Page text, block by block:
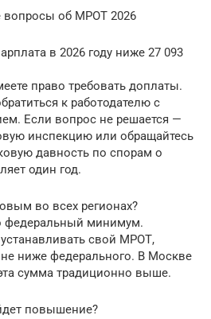
вопросы об МРОТ 2026
в 2026 году ниже 27 093
право требовать доплаты.
к работодателю с
Если вопрос не решается —
инспекцию или обращайтесь
давность по спорам о
один год.
во всех регионах?
федеральный минимум.
свой МРОТ,
ниже федерального. В Москве
сумма традиционно выше.
повышение?